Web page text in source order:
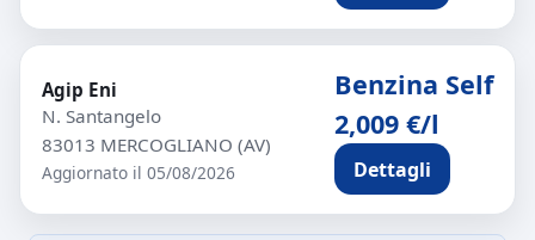
Agip Eni
N. Santangelo
83013 MERCOGLIANO (AV)
Aggiornato il 05/08/2026
Benzina Self
2,009 €/l
Dettagli